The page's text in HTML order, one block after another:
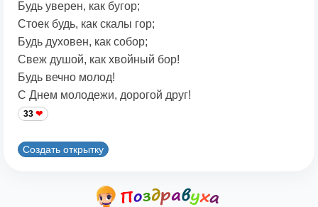
Будь уверен, как бугор;
Стоек будь, как скалы гор;
Будь духовен, как собор;
Свеж душой, как хвойный бор!
Будь вечно молод!
С Днем молодежи, дорогой друг!
33
Создать открытку